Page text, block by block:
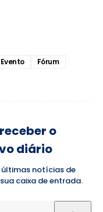
Evento
Fórum
o
diário
últimas notícias de
caixa de entrada.